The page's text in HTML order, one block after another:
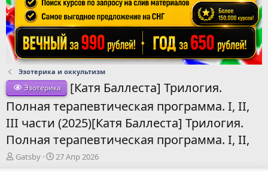
Эзотерика и оккультизм
Эзотерика
[Катя Баллеста] Трилогия.
Полная терапевтическая программа. I, II,
III части (2025)[Катя Баллеста] Трилогия.
Полная терапевтическая программа. I, II,
А
Gatsby
Д
27 Апр 2026